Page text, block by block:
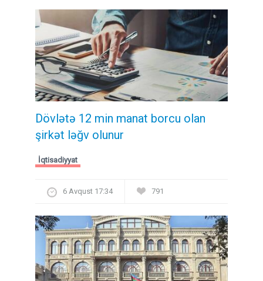
Dövlətə 12 min manat borcu olan
şirkət ləğv olunur
İqtisadiyyat
6 Avqust 17:34 791